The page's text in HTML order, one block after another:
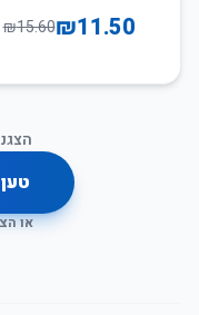
₪11.50
₪15.60
או